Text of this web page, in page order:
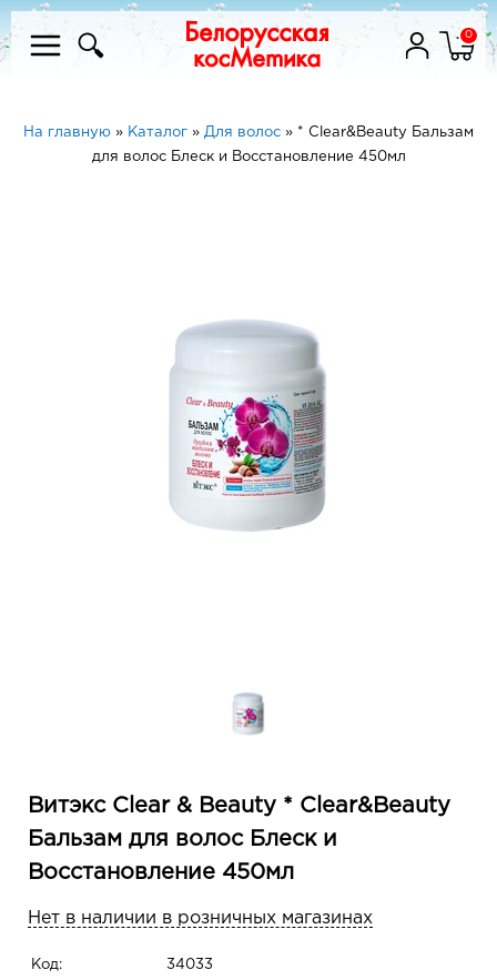
0
На главную » Каталог » Для волос » * Clear&Beauty Бальзам
для волос Блеск и Восстановление 450мл
Витэкс Clear & Beauty * Clear&Beauty
Бальзам для волос Блеск и
Восстановление 450мл
Нет в наличии в розничных магазинах
Код: 34033